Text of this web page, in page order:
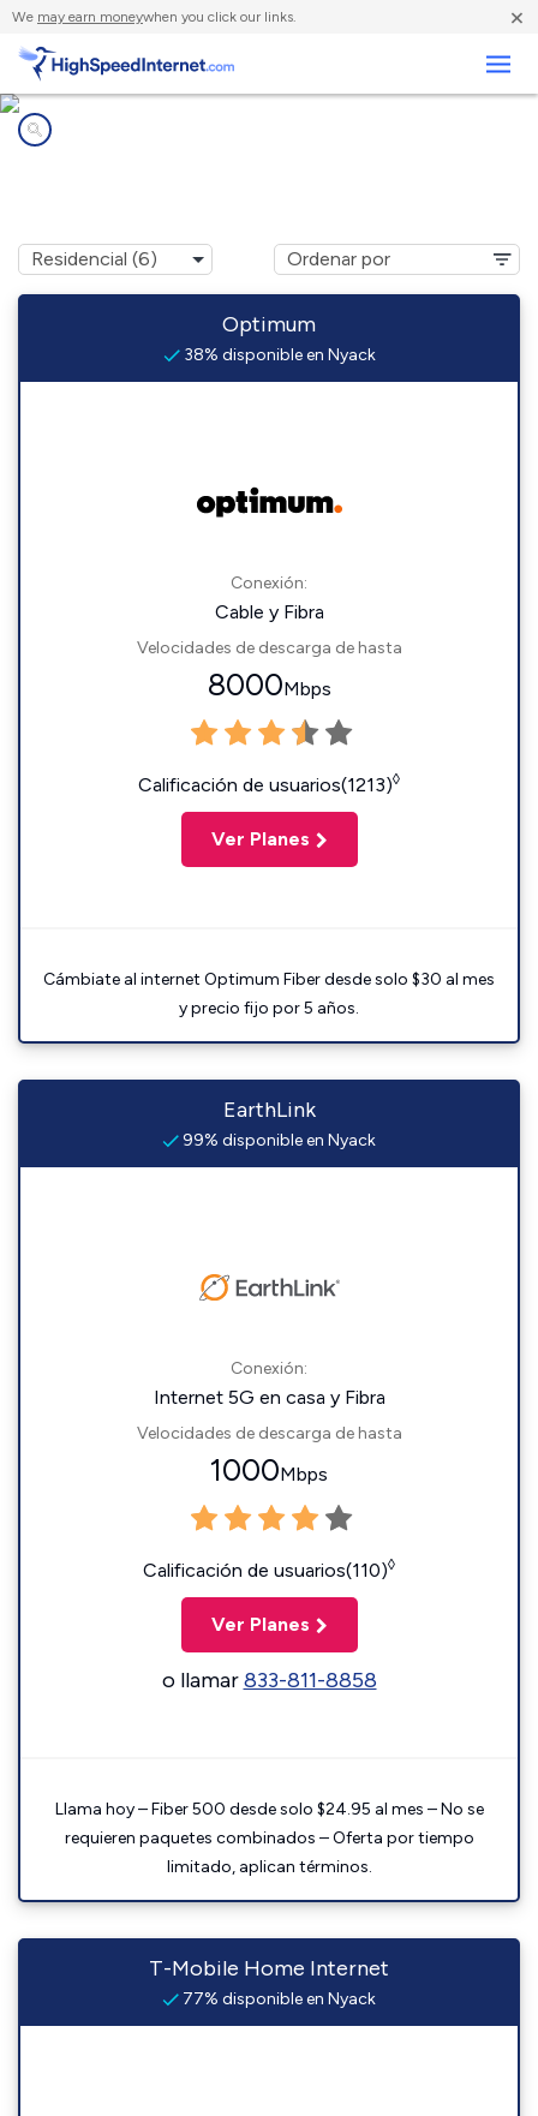
We may earn moneywhen you click our links. ×
Optimum
38% disponible en Nyack
Conexión:
Cable y Fibra
Velocidades de descarga de hasta
8000Mbps
Calificación de usuarios(1213)◊
Ver Planes
Cámbiate al internet Optimum Fiber desde solo $30 al mes
y precio fijo por 5 años.
EarthLink
99% disponible en Nyack
Conexión:
Internet 5G en casa y Fibra
Velocidades de descarga de hasta
1000Mbps
Calificación de usuarios(110)◊
Ver Planes
o llamar833-811-8858
Llama hoy – Fiber 500 desde solo $24.95 al mes – No se
requieren paquetes combinados – Oferta por tiempo
limitado, aplican términos.
T-Mobile Home Internet
77% disponible en Nyack